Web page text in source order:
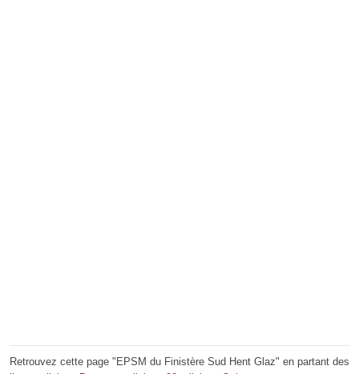
Retrouvez cette page "EPSM du Finistère Sud Hent Glaz" en partant des